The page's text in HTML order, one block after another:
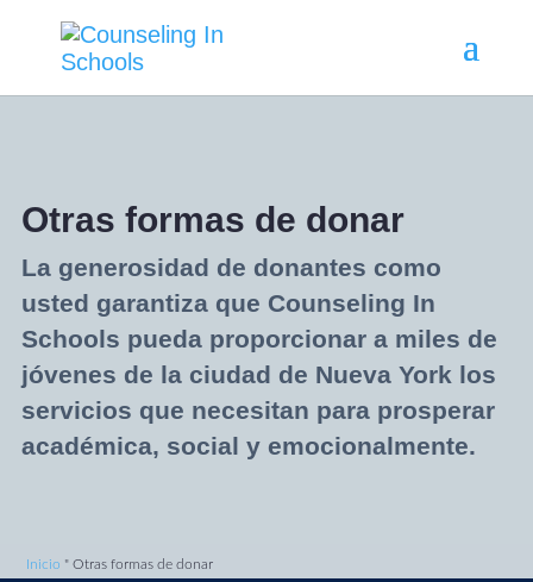
Otras formas de donar
La generosidad de donantes como
usted garantiza que Counseling In
Schools pueda proporcionar a miles de
jóvenes de la ciudad de Nueva York los
servicios que necesitan para prosperar
académica, social y emocionalmente.
Inicio "Otras formas de donar